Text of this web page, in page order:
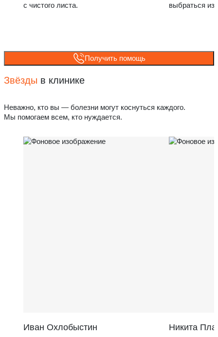
с чистого листа.
выбраться из
Получить помощь
Звёзды в клинике
Неважно, кто вы — болезни могут коснуться каждого.
Мы помогаем всем, кто нуждается.
Иван Охлобыстин Никита